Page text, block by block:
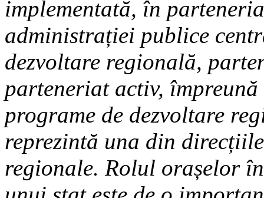
implementată, în
administrației publice
dezvoltare regională,
parteneriat activ,
programe de dezvoltare
reprezintă una din
regionale. Rolul orașelor